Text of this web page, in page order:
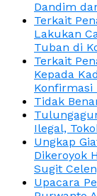
Dandim
Terkait
Lakukan
Tuban di
Terkait
Kepada
Konfirmasi
Tidak
Ilegal,
Ungkap
Dikeroyok
Sugit
Upacara